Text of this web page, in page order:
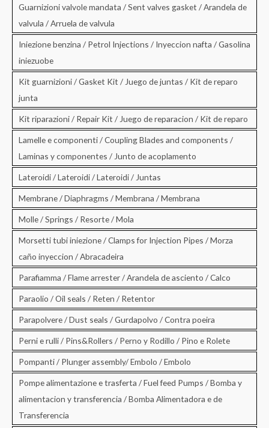
Guarnizioni valvole mandata / Sent valves gasket / Arandela de
valvula / Arruela de valvula
Iniezione benzina / Petrol Injections / Inyeccion nafta / Gasolina
iniezuobe
Kit guarnizioni / Gasket Kit / Juego de juntas / Kit de reparo
junta
Kit riparazioni / Repair Kit / Juego de reparacion / Kit de reparo
Lamelle e componenti / Coupling Blades and components /
Laminas y componentes / Junto de acoplamento
Lateroidi / Lateroidi / Lateroidi / Juntas
Membrane / Diaphragms / Membrana / Membrana
Molle / Springs / Resorte / Mola
Morsetti tubi iniezione / Clamps for Injection Pipes / Morza
caño inyeccion / Abracadeira
Parafiamma / Flame arrester / Arandela de asciento / Calco
Paraolio / Oil seals / Reten / Retentor
Parapolvere / Dust seals / Gurdapolvo / Contra poeira
Perni e rulli / Pins&Rollers / Perno y Rodillo / Pino e Rolete
Pompanti / Plunger assembly/ Embolo / Embolo
Pompe alimentazione e trasferta / Fuel feed Pumps / Bomba y
alimentacion y transferencia / Bomba Alimentadora e de
Transferencia